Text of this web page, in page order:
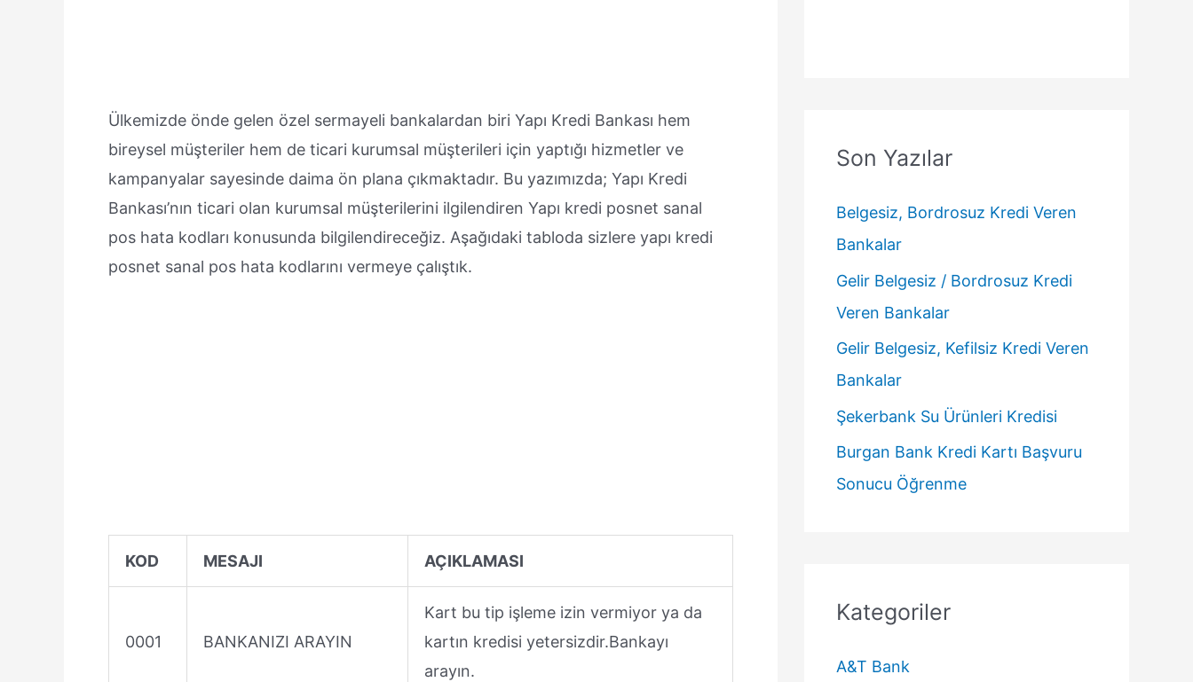
Ülkemizde önde gelen özel sermayeli bankalardan biri Yapı Kredi Bankası hem
bireysel müşteriler hem de ticari kurumsal müşterileri için yaptığı hizmetler ve
kampanyalar sayesinde daima ön plana çıkmaktadır. Bu yazımızda; Yapı Kredi
Bankası’nın ticari olan kurumsal müşterilerini ilgilendiren Yapı kredi posnet sanal
pos hata kodları konusunda bilgilendireceğiz. Aşağıdaki tabloda sizlere yapı kredi
posnet sanal pos hata kodlarını vermeye çalıştık.
KOD MESAJI AÇIKLAMASI
0001 BANKANIZI ARAYIN
Kart bu tip işleme izin vermiyor ya da
kartın kredisi yetersizdir.Bankayı
arayın.
Son Yazılar
Belgesiz, Bordrosuz Kredi Veren
Bankalar
Gelir Belgesiz / Bordrosuz Kredi
Veren Bankalar
Gelir Belgesiz, Kefilsiz Kredi Veren
Bankalar
Şekerbank Su Ürünleri Kredisi
Burgan Bank Kredi Kartı Başvuru
Sonucu Öğrenme
Kategoriler
A&T Bank